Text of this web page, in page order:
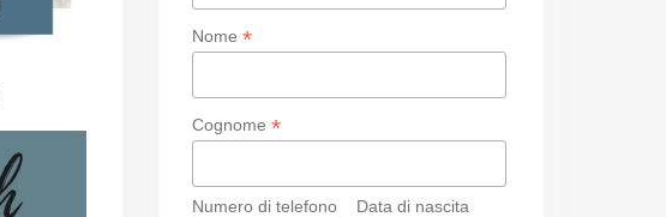
Nome*
Cognome*
Numero di telefono
Data di nascita